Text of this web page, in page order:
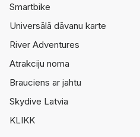
Smartbike
Universālā dāvanu karte
River Adventures
Atrakciju noma
Brauciens ar jahtu
Skydive Latvia
KLIKK